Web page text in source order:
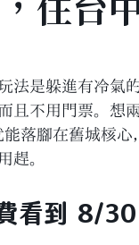
法是躲進有冷氣
且不用門票。想
落腳在舊城核心
趕。
看到 8/30